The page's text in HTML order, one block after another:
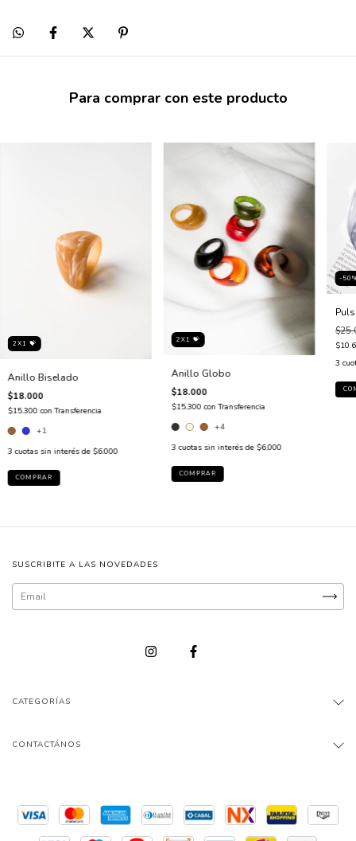
Para comprar con este producto
2X1 💝
Anillo Biselado
$18.000
$15.300con Transferencia
+1
3 cuotas sin interés de $6.000
COMPRAR
2X1 💝
Anillo Globo
$18.000
$15.300con Transferencia
+4
3 cuotas sin interés de $6.000
COMPRAR
-
3
SUSCRIBITE A LAS NOVEDADES
CATEGORÍAS
CONTACTÁNOS